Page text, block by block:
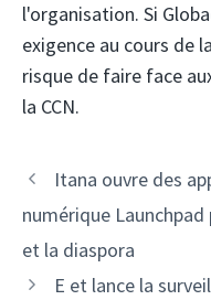
l'organisation. Si
exigence au cours de
risque de faire face
la CCN.
Navigation
des
Itana ouvre des
numérique
et la diaspora
E et lance la